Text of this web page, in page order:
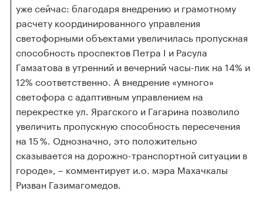
уже сейчас: благодаря внедрению и грамотному
расчету координированного управления
светофорными объектами увеличилась пропускная
способность проспектов Петра I и Расула
Гамзатова в утренний и вечерний часы-пик на 14% и
12% соответственно. А внедрение «умного»
светофора с адаптивным управлением на
перекрестке ул. Ярагского и Гагарина позволило
увеличить пропускную способность пересечения
на 15 %. Однозначно, это положительно
сказывается на дорожно-транспортной ситуации в
городе», – комментирует и.о. мэра Махачкалы
Ризван Газимагомедов.